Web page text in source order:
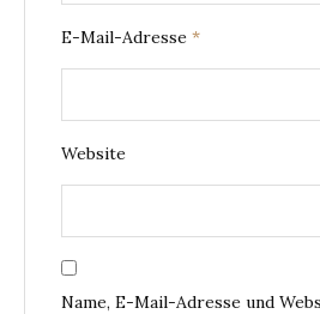
E-Mail-Adresse *
Website
Name, E-Mail-Adresse und